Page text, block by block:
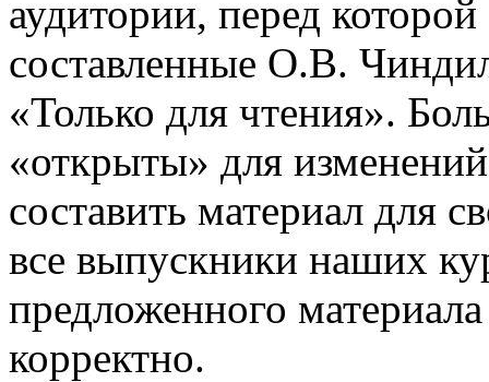
аудитории, перед
составленные О.В.
«Только для чтения».
«открыты» для
составить материал для
все выпускники наших
предложенного
корректно.